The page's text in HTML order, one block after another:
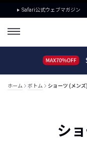
Safari公式ウェブマガジン
ホーム ボトム ショーツ (メンズ)
シ